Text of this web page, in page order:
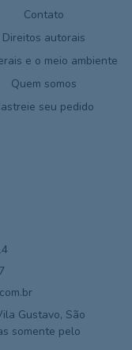
Contato
Direitos autorais
e o meio ambiente
Quem somos
seu pedido
Gustavo, São
somente pelo